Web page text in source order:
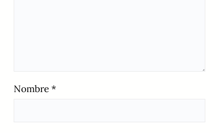
Nombre *